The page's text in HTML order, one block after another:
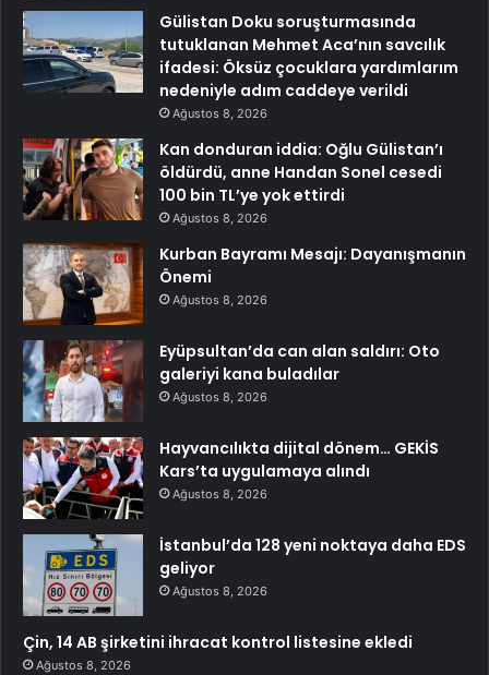
Gülistan Doku soruşturmasında
tutuklanan Mehmet Aca’nın savcılık
ifadesi: Öksüz çocuklara yardımlarım
nedeniyle adım caddeye verildi
Ağustos 8, 2026
Kan donduran iddia: Oğlu Gülistan’ı
öldürdü, anne Handan Sonel cesedi
100 bin TL’ye yok ettirdi
Ağustos 8, 2026
Kurban Bayramı Mesajı: Dayanışmanın
Önemi
Ağustos 8, 2026
Eyüpsultan’da can alan saldırı: Oto
galeriyi kana buladılar
Ağustos 8, 2026
Hayvancılıkta dijital dönem… GEKİS
Kars’ta uygulamaya alındı
Ağustos 8, 2026
İstanbul’da 128 yeni noktaya daha EDS
geliyor
Ağustos 8, 2026
Çin, 14 AB şirketini ihracat kontrol listesine ekledi
Ağustos 8, 2026